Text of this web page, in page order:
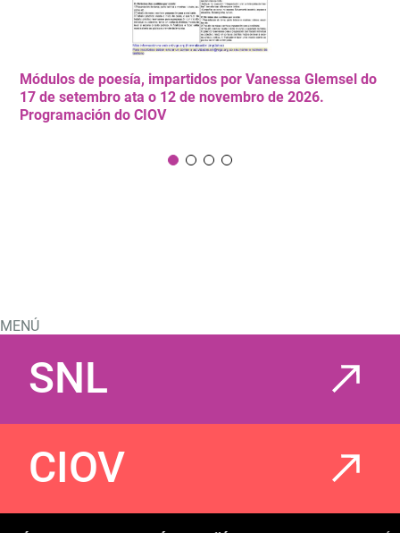
Módulos de poesía, impartidos por Vanessa Glemsel do
17 de setembro ata o 12 de novembro de 2026.
Programación do CIOV
MENÚ
SNL
CIOV